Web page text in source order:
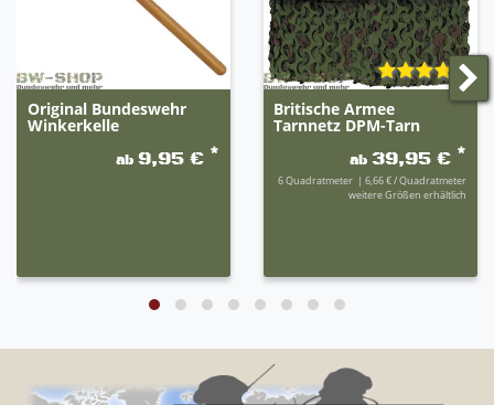
Original Bundeswehr
Winkerkelle
ab 9,95 € *
Britische Armee
Tarnnetz DPM-Tarn
ab 39,95 € *
6Quadratmeter | 6,66 € / Quadratmeter
weitere Größen erhältlich